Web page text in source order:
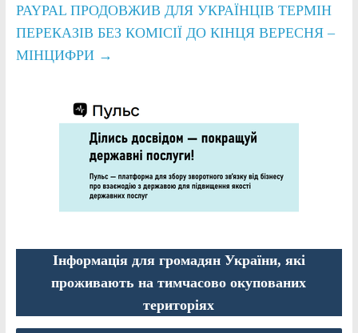
PAYPAL ПРОДОВЖИВ ДЛЯ УКРАЇНЦІВ ТЕРМІН
ПЕРЕКАЗІВ БЕЗ КОМІСІЇ ДО КІНЦЯ ВЕРЕСНЯ –
МІНЦИФРИ →
Інформація для громадян України, які
проживають на тимчасово окупованих
територіях